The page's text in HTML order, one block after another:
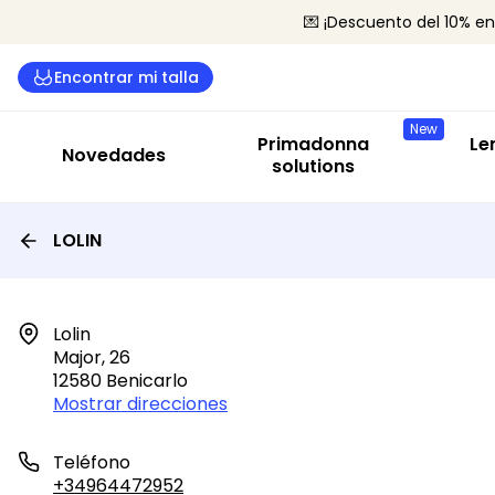
💌 ¡Descuento del 10%
Encontrar mi talla
Novedades
New
Primadonna
solutions
LOLIN
Lolin
Major, 26
12580 Benicarlo
Mostrar direcciones
Teléfono
+34964472952